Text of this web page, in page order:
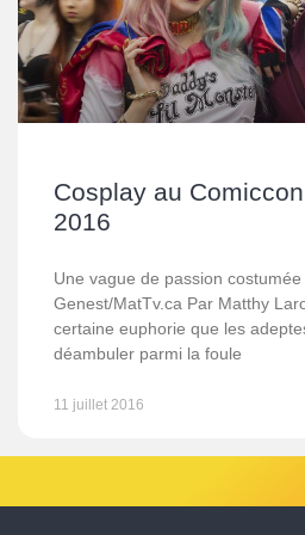
Cosplay au
2016
Une vague de passion
Genest/MatTv.ca Par Matthy
certaine euphorie que les
déambuler parmi la foule
11 juillet 2016